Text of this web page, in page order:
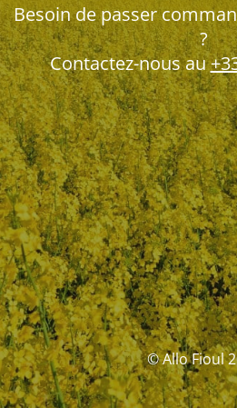
Besoin de passer
?
Contactez-nous au
© Allo Fioul